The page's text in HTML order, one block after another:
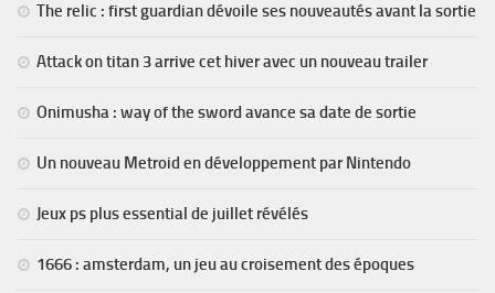
The relic : first guardian dévoile ses nouveautés avant la sortie
Attack on titan 3 arrive cet hiver avec un nouveau trailer
Onimusha : way of the sword avance sa date de sortie
Un nouveau Metroid en développement par Nintendo
Jeux ps plus essential de juillet révélés
1666 : amsterdam, un jeu au croisement des époques